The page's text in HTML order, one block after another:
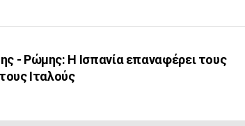
- Ρώμης: Η Ισπανία επαναφέρει τους
Ιταλούς